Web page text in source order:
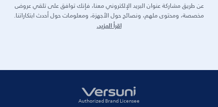
عن طريق مشاركة عنوان البريد الإلكتروني معنا، فإنك توافق على تلقي عروض
مخصصة، ومحتوى ملهم، ونصائح حول الأجهزة، ومعلومات حول أحدث ابتكاراتنا.
اقرأ المزيد.
Authorized Brand Licensee